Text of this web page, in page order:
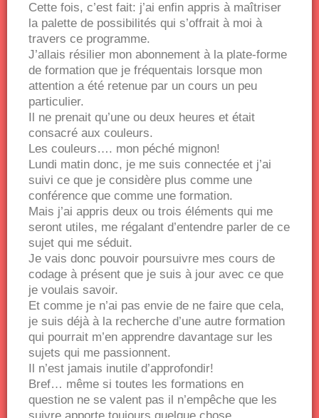
Cette fois, c’est fait: j’ai enfin appris à maîtriser
la palette de possibilités qui s’offrait à moi à
travers ce programme.
J’allais résilier mon abonnement à la plate-forme
de formation que je fréquentais lorsque mon
attention a été retenue par un cours un peu
particulier.
Il ne prenait qu’une ou deux heures et était
consacré aux couleurs.
Les couleurs…. mon péché mignon!
Lundi matin donc, je me suis connectée et j’ai
suivi ce que je considère plus comme une
conférence que comme une formation.
Mais j’ai appris deux ou trois éléments qui me
seront utiles, me régalant d’entendre parler de ce
sujet qui me séduit.
Je vais donc pouvoir poursuivre mes cours de
codage à présent que je suis à jour avec ce que
je voulais savoir.
Et comme je n’ai pas envie de ne faire que cela,
je suis déjà à la recherche d’une autre formation
qui pourrait m’en apprendre davantage sur les
sujets qui me passionnent.
Il n’est jamais inutile d’approfondir!
Bref… même si toutes les formations en
question ne se valent pas il n’empêche que les